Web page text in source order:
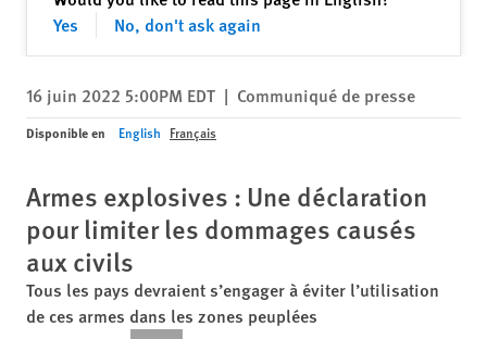
content
Yes
No, don't ask again
16 juin 2022 5:00PM EDT | Communiqué de presse
Disponible en English Français
Armes explosives : Une déclaration
pour limiter les dommages causés
aux civils
Tous les pays devraient s’engager à éviter l’utilisation
de ces armes dans les zones peuplées